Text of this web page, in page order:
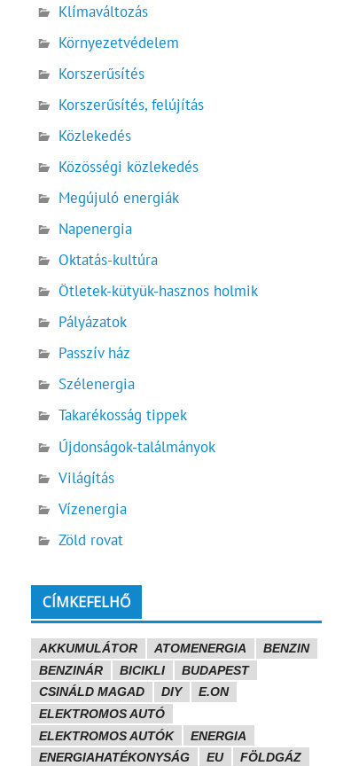
Klímaváltozás
Környezetvédelem
Korszerűsítés
Korszerűsítés, felújítás
Közlekedés
Közösségi közlekedés
Megújuló energiák
Napenergia
Oktatás-kultúra
Ötletek-kütyük-hasznos holmik
Pályázatok
Passzív ház
Szélenergia
Takarékosság tippek
Újdonságok-találmányok
Világítás
Vízenergia
Zöld rovat
CÍMKEFELHŐ
AKKUMULÁTOR ATOMENERGIA
BENZIN
BENZINÁR
BICIKLI
BUDAPEST
CSINÁLD MAGAD
DIY
E.ON
ELEKTROMOS AUTÓ
ELEKTROMOS AUTÓK
ENERGIA
ENERGIAHATÉKONYSÁG
EU
FÖLDGÁZ